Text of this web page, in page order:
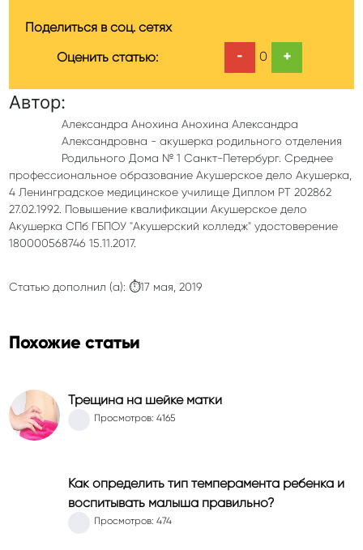
Поделиться в соц. сетях
Оценить статью:
- 0 +
Автор:
Александра Анохина Анохина Александра
Александровна - акушерка родильного отделения
Родильного Дома № 1 Санкт-Петербург. Среднее
профессиональное образование Акушерское дело Акушерка,
4 Ленинградское медицинское училище Диплом РТ 202862
27.02.1992. Повышение квалификации Акушерское дело
Акушерка СПб ГБПОУ "Акушерский колледж" удостоверение
180000568746 15.11.2017.
Статью дополнил (а): ⏱17 мая, 2019
Похожие статьи
Трещина на шейке матки
Просмотров: 4165
Как определить тип темперамента ребенка и
воспитывать малыша правильно?
Просмотров: 474